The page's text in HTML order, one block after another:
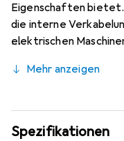
Eigenschaften
die interne
elektrischen
Apparatebau
Mehr anzeigen
Spezifikationen